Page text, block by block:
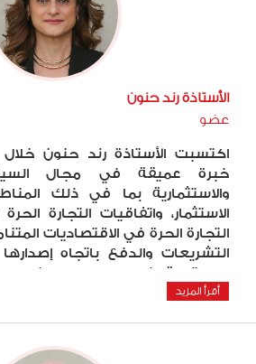
الأستاذة رند حنون
عضو
اكتسبت الأستاذة رند حنون
خبرة عميقة في مجال
والاستثمارية بما في ذلك
الاستثمار، واتفاقيات التجارة
التجارة الحرة في الاقتصاديات
التشريعات والدفع باتجاه
الدستورية لذلك. وعلى وجه الخصوص،
أقرأ المزيد